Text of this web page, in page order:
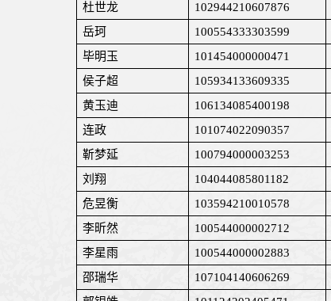
杜世龙
102944210607876
岳珂
100554333303599
毕明玉
101454000000471
侯子超
105934133609335
黄玉迪
106134085400198
连政
101074022090357
靳梦延
100794000003253
刘翔
104044085801182
危昱衡
103594210010578
李昕然
100544000002712
李星雨
100544000002883
邵瑞华
107104140606269